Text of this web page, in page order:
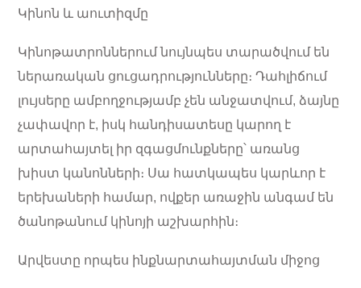
Կինոն և աուտիզմը
Կինոթատրոններում նույնպես տարածվում են
ներառական ցուցադրությունները։ Դահլիճում
լույսերը ամբողջությամբ չեն անջատվում, ձայնը
չափավոր է, իսկ հանդիսատեսը կարող է
արտահայտել իր զգացմունքները՝ առանց
խիստ կանոնների։ Սա հատկապես կարևոր է
երեխաների համար, ովքեր առաջին անգամ են
ծանոթանում կինոյի աշխարհին։
Արվեստը որպես ինքնարտահայտման միջոց